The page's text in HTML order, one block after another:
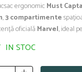
ergonomic Must
,3 compartimente
oficială Marvel, ideal
IN STOC